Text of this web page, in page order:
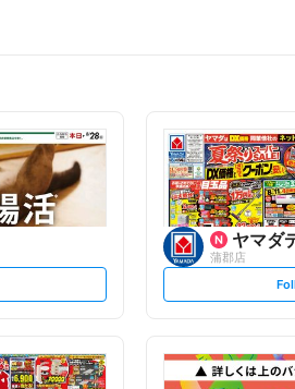
ヤマダ
蒲郡店
s
t
l
o
w